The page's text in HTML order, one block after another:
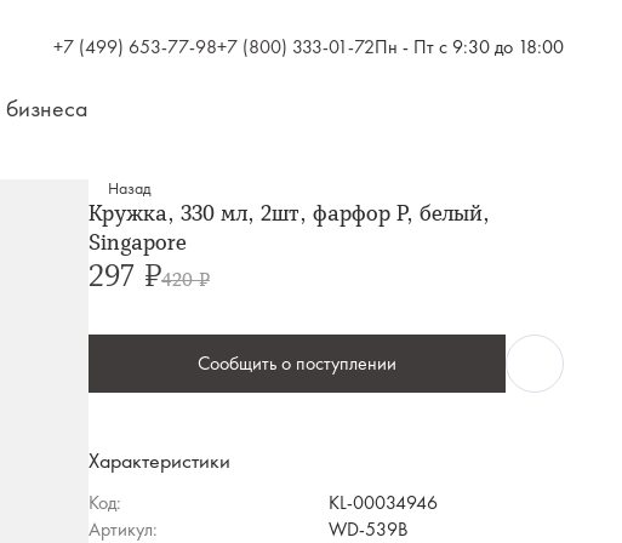
+7 (499) 653-77-98+7 (800) 333-01-72Пн - Пт с 9:30 до 18:00
Назад
Кружка, 330 мл, 2шт, фарфор P, белый,
Singapore
297 ₽420 ₽
Сообщить о поступлении
Характеристики
Код:
KL-00034946
Артикул:
WD-539B